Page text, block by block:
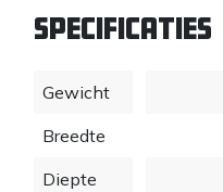
Specificaties
Gewicht
Breedte
Diepte